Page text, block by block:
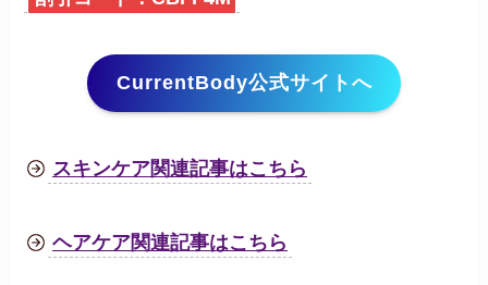
CurrentBody公式サイトへ
スキンケア関連記事はこちら
ヘアケア関連記事はこちら